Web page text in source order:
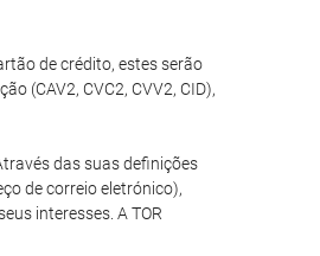
de crédito, estes serão
(CAV2, CVC2, CVV2, CID),
das suas definições
de correio eletrónico),
interesses. A TOR